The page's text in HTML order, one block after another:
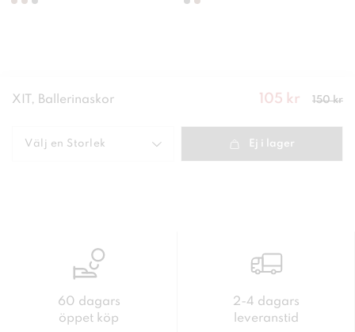
XIT, Ballerinaskor
Nuvarande
krTidigare
105 kr 150 kr
Välj en Storlek Ej i lager
60 dagars
öppet köp
2-4 dagars
leveranstid